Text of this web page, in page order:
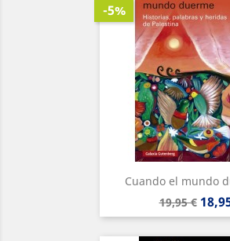
Cuando el mundo
Precio
base
19,95 €
-5%